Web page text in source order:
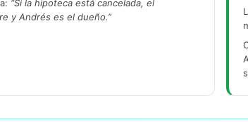
“Si la hipoteca está cancelada, el
y Andrés es el dueño.”